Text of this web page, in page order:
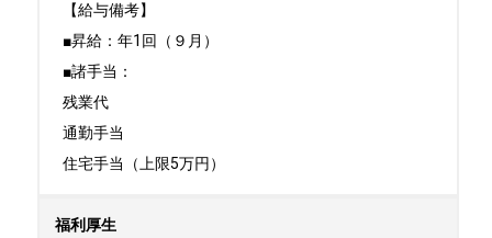
【給与備考】
■昇給：年1回（９月）
■諸手当：
残業代
通勤手当
住宅手当（上限5万円）
福利厚生